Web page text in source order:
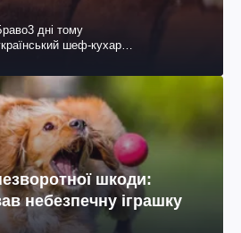
3 дні тому
шеф-кухар
шкоди:
небезпечну іграшку